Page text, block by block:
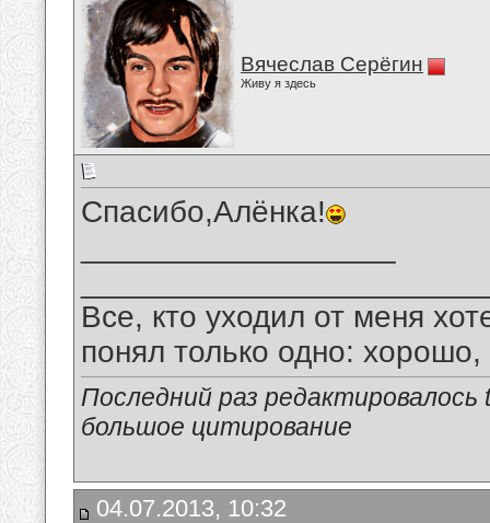
Вячеслав Серёгин
Живу я здесь
Спасибо,Алёнка!
Все, кто уходил от меня
понял только одно:
Последний раз
большое цитирование
04.07.2013, 10:32